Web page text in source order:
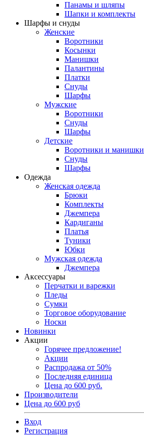
Панамы и шляпы
Шапки и комплекты
Шарфы и снуды
Женские
Воротники
Косынки
Манишки
Палантины
Платки
Снуды
Шарфы
Мужские
Воротники
Снуды
Шарфы
Детские
Воротники и манишки
Снуды
Шарфы
Одежда
Женская одежда
Брюки
Комплекты
Джемпера
Кардиганы
Платья
Туники
Юбки
Мужская одежда
Джемпера
Аксессуары
Перчатки и варежки
Пледы
Сумки
Торговое оборудование
Носки
Новинки
Акции
Горячее предложение!
Акции
Распродажа от 50%
Последняя единица
Цена до 600 руб.
Производители
Цена до 600 руб
Вход
Регистрация